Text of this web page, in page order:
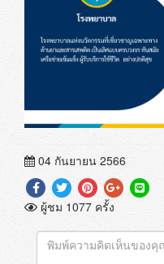
04 กันยายน 2566
ผู้ชม 1077 ครั้ง